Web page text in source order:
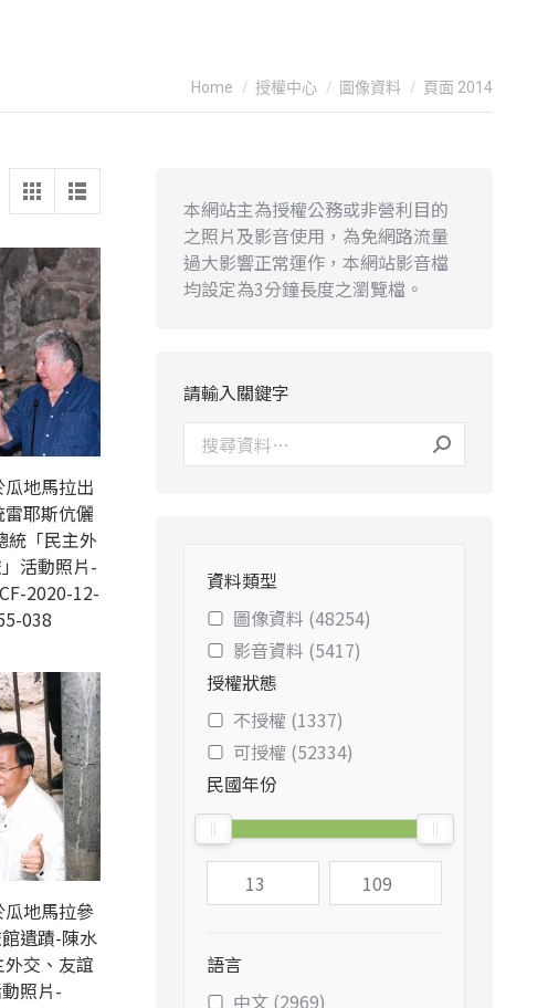
You are here:
Home 授權中心 圖像資料 頁面 2014
Sorted
地馬拉出
耶斯伉儷
統「民主外
活動照片-
2020-12-
038
地馬拉參
遺蹟-陳水
交、友誼
照片-
本網站主為授權公務或非營利目的
之照片及影音使用，為免網路流量
過大影響正常運作，本網站影音檔
均設定為3分鐘長度之瀏覽檔。
請輸入關鍵字
資料類型
圖像資料 (48254)
影音資料 (5417)
授權狀態
不授權 (1337)
可授權 (52334)
民國年份
語言
中文 (2969)